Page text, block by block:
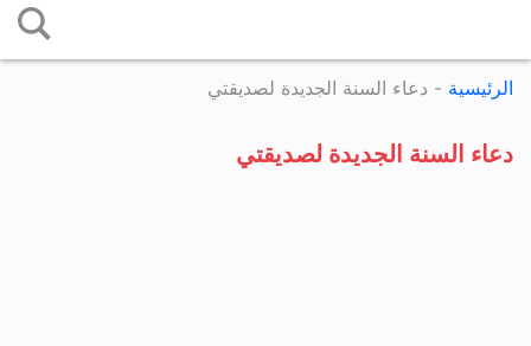
إلى
المحتوى
الرئيسية - دعاء السنة الجديدة لصديقتي
دعاء السنة الجديدة لصديقتي